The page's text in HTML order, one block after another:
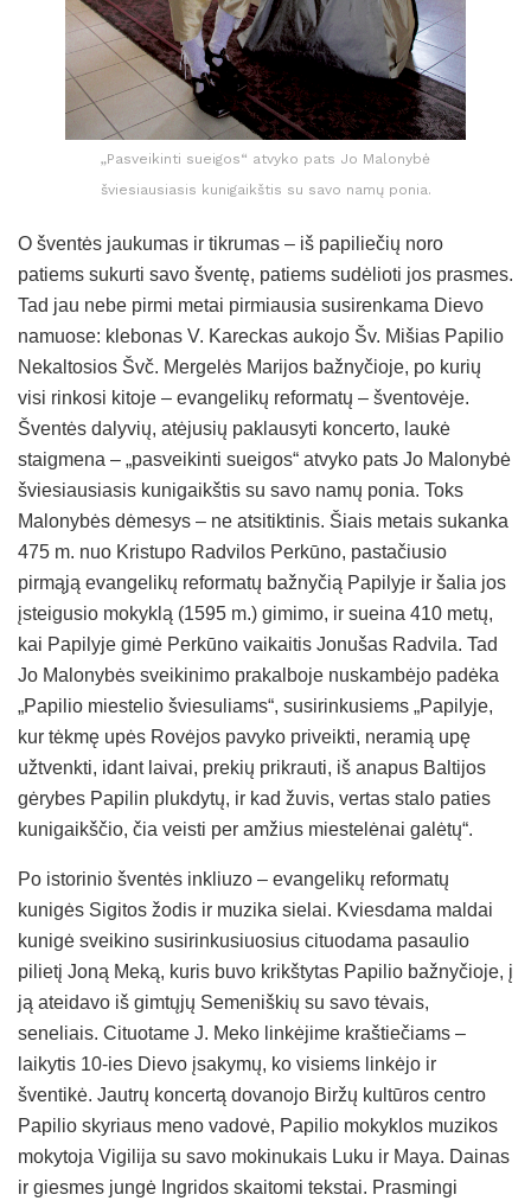
„Pasveikinti sueigos“ atvyko pats Jo Malonybė
šviesiausiasis kunigaikštis su savo namų ponia.
O šventės jaukumas ir tikrumas – iš papiliečių noro
patiems sukurti savo šventę, patiems sudėlioti jos prasmes.
Tad jau nebe pirmi metai pirmiausia susirenkama Dievo
namuose: klebonas V. Kareckas aukojo Šv. Mišias Papilio
Nekaltosios Švč. Mergelės Marijos bažnyčioje, po kurių
visi rinkosi kitoje – evangelikų reformatų – šventovėje.
Šventės dalyvių, atėjusių paklausyti koncerto, laukė
staigmena – „pasveikinti sueigos“ atvyko pats Jo Malonybė
šviesiausiasis kunigaikštis su savo namų ponia. Toks
Malonybės dėmesys – ne atsitiktinis. Šiais metais sukanka
475 m. nuo Kristupo Radvilos Perkūno, pastačiusio
pirmąją evangelikų reformatų bažnyčią Papilyje ir šalia jos
įsteigusio mokyklą (1595 m.) gimimo, ir sueina 410 metų,
kai Papilyje gimė Perkūno vaikaitis Jonušas Radvila. Tad
Jo Malonybės sveikinimo prakalboje nuskambėjo padėka
„Papilio miestelio šviesuliams“, susirinkusiems „Papilyje,
kur tėkmę upės Rovėjos pavyko priveikti, neramią upę
užtvenkti, idant laivai, prekių prikrauti, iš anapus Baltijos
gėrybes Papilin plukdytų, ir kad žuvis, vertas stalo paties
kunigaikščio, čia veisti per amžius miestelėnai galėtų“.
Po istorinio šventės inkliuzo – evangelikų reformatų
kunigės Sigitos žodis ir muzika sielai. Kviesdama maldai
kunigė sveikino susirinkusiuosius cituodama pasaulio
pilietį Joną Meką, kuris buvo krikštytas Papilio bažnyčioje, į
ją ateidavo iš gimtųjų Semeniškių su savo tėvais,
seneliais. Cituotame J. Meko linkėjime kraštiečiams –
laikytis 10-ies Dievo įsakymų, ko visiems linkėjo ir
šventikė. Jautrų koncertą dovanojo Biržų kultūros centro
Papilio skyriaus meno vadovė, Papilio mokyklos muzikos
mokytoja Vigilija su savo mokinukais Luku ir Maya. Dainas
ir giesmes jungė Ingridos skaitomi tekstai. Prasmingi